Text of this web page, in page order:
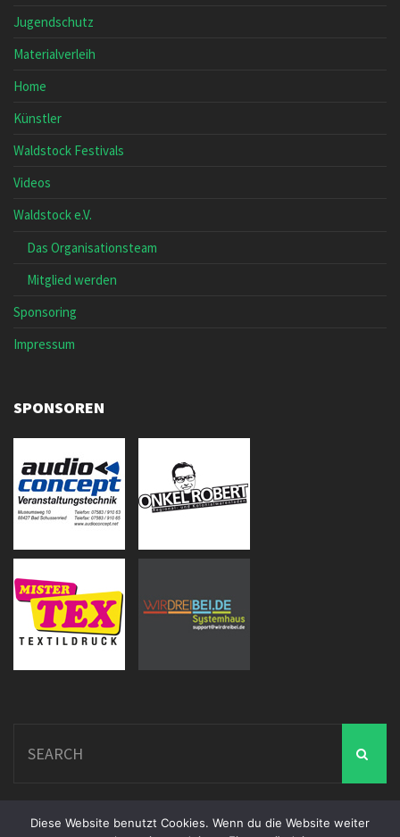
Jugendschutz
Materialverleih
Home
Künstler
Waldstock Festivals
Videos
Waldstock e.V.
Das Organisationsteam
Mitglied werden
Sponsoring
Impressum
SPONSOREN
for:
Diese Website benutzt Cookies. Wenn du die Website weiter